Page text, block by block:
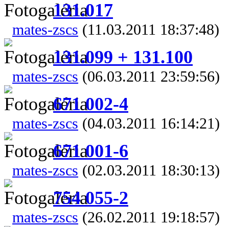
131.017
mates-zscs (11.03.2011 18:37:48)
131.099 + 131.100
mates-zscs (06.03.2011 23:59:56)
671 002-4
mates-zscs (04.03.2011 16:14:21)
671 001-6
mates-zscs (02.03.2011 18:30:13)
754 055-2
mates-zscs (26.02.2011 19:18:57)